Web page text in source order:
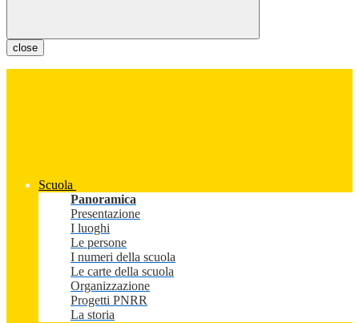
close
Scuola
Panoramica
Presentazione
I luoghi
Le persone
I numeri della scuola
Le carte della scuola
Organizzazione
Progetti PNRR
La storia